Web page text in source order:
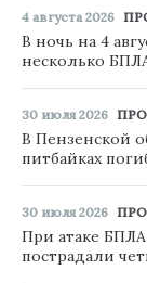
4 августа 2026
В ночь на 4
несколько
30 июля 2026
В Пензенской
питбайках
30 июля 2026
При атаке
пострадали